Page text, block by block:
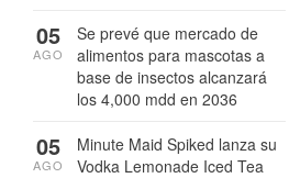
Se prevé que mercado de
alimentos para mascotas a
base de insectos alcanzará
los 4,000 mdd en 2036
05
AGO
Minute Maid Spiked lanza su
Vodka Lemonade Iced Tea
05
AGO